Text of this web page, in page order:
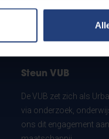
Steun VUB
De VUB zet zich als
via onderzoek,
ons dit engagement